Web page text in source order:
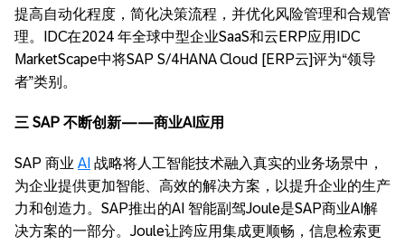
提高自动化程度，简化决策流程，并优化风险管理和合规管
理。IDC在2024 年全球中型企业SaaS和云ERP应用IDC
MarketScape中将SAP S/4HANA Cloud [ERP云]评为“领导
者”类别。
三 SAP 不断创新——商业AI应用
SAP 商业 AI 战略将人工智能技术融入真实的业务场景中，
为企业提供更加智能、高效的解决方案，以提升企业的生产
力和创造力。SAP推出的AI 智能副驾Joule是SAP商业AI解
决方案的一部分。Joule让跨应用集成更顺畅，信息检索更